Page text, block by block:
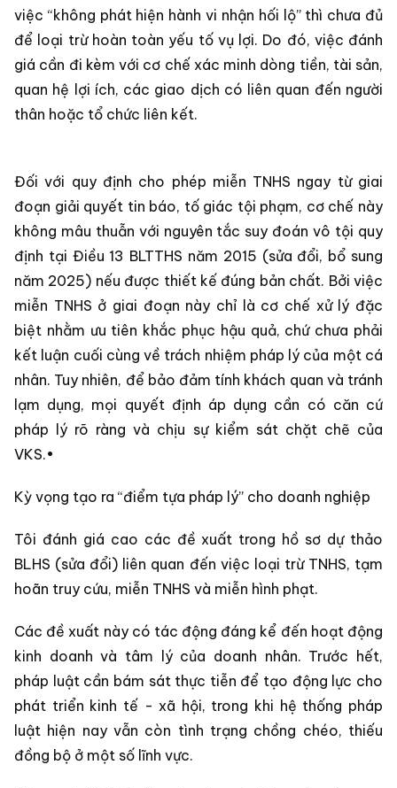
việc “không phát hiện hành vi nhận hối lộ” thì chưa đủ
để loại trừ hoàn toàn yếu tố vụ lợi. Do đó, việc đánh
giá cần đi kèm với cơ chế xác minh dòng tiền, tài sản,
quan hệ lợi ích, các giao dịch có liên quan đến người
thân hoặc tổ chức liên kết.
Đối với quy định cho phép miễn TNHS ngay từ giai
đoạn giải quyết tin báo, tố giác tội phạm, cơ chế này
không mâu thuẫn với nguyên tắc suy đoán vô tội quy
định tại Điều 13 BLTTHS năm 2015 (sửa đổi, bổ sung
năm 2025) nếu được thiết kế đúng bản chất. Bởi việc
miễn TNHS ở giai đoạn này chỉ là cơ chế xử lý đặc
biệt nhằm ưu tiên khắc phục hậu quả, chứ chưa phải
kết luận cuối cùng về trách nhiệm pháp lý của một cá
nhân. Tuy nhiên, để bảo đảm tính khách quan và tránh
lạm dụng, mọi quyết định áp dụng cần có căn cứ
pháp lý rõ ràng và chịu sự kiểm sát chặt chẽ của
VKS.•
Kỳ vọng tạo ra “điểm tựa pháp lý” cho doanh nghiệp
Tôi đánh giá cao các đề xuất trong hồ sơ dự thảo
BLHS (sửa đổi) liên quan đến việc loại trừ TNHS, tạm
hoãn truy cứu, miễn TNHS và miễn hình phạt.
Các đề xuất này có tác động đáng kể đến hoạt động
kinh doanh và tâm lý của doanh nhân. Trước hết,
pháp luật cần bám sát thực tiễn để tạo động lực cho
phát triển kinh tế - xã hội, trong khi hệ thống pháp
luật hiện nay vẫn còn tình trạng chồng chéo, thiếu
đồng bộ ở một số lĩnh vực.